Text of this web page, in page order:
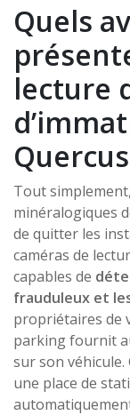
Quels
lecture
Tout
minéralogiques
de quitter les
caméras de
capables de
frauduleux et
propriétaires de
parking fournit
sur son
une place de